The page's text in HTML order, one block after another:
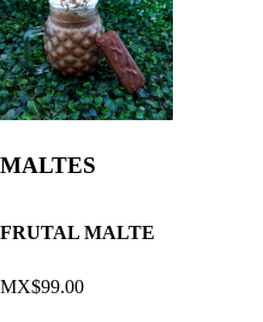
MALTES
FRUTAL MALTE
MX$99.00